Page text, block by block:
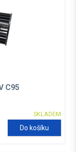
C95
SKLADEM
Do košíku